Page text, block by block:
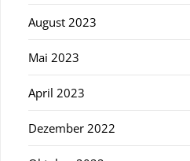
August 2023
Mai 2023
April 2023
Dezember 2022